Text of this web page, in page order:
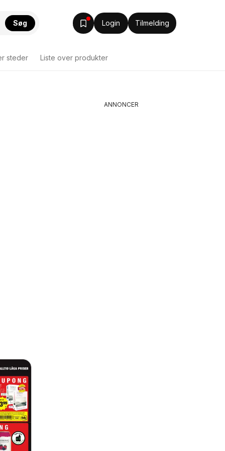
Søg Login Tilmelding
steder Liste over produkter
ANNONCER